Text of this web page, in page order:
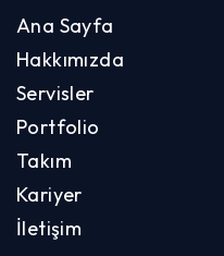
Ana Sayfa
Hakkımızda
Servisler
Portfolio
Takım
Kariyer
İletişim